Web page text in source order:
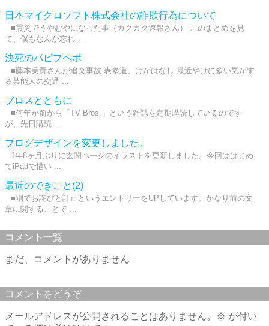
日本マイクロソフト株式会社の詐欺行為について
■震災でうやむやになった事（カクカク速報さん） このまとめを見
て、僕もなんか忘れ ...
決死のパピプペポ
■藤本美貴さんが追突事故 表参道、けがはなし 最近やけに多い気がす
る芸能人の交通 ...
ブロスとともに
■何年か前から「TV Bros.」という雑誌を定期購読しているのです
が、先日購読 ...
ブログデザインを変更しました。
1年8ヶ月ぶりに玄関ページのイラストを更新しました。今回ははじめ
てiPadで描い ...
最近のできごと(2)
■別でお詫びと訂正というエントリーをUPしています。かなり前の文
章に関することで ...
コメント一覧
まだ、コメントがありません
コメントをどうぞ
メールアドレスが公開されることはありません。 ※ が付い